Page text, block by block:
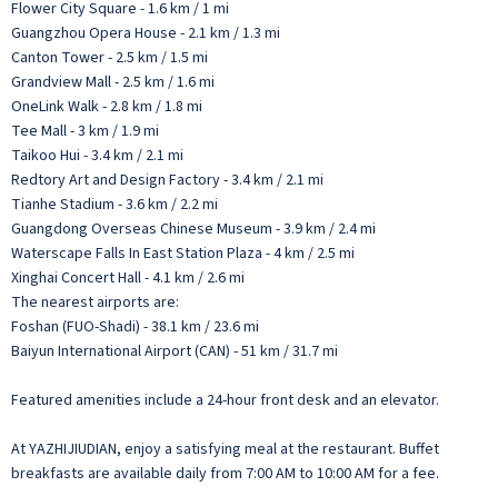
Flower City Square - 1.6 km / 1 mi
Guangzhou Opera House - 2.1 km / 1.3 mi
Canton Tower - 2.5 km / 1.5 mi
Grandview Mall - 2.5 km / 1.6 mi
OneLink Walk - 2.8 km / 1.8 mi
Tee Mall - 3 km / 1.9 mi
Taikoo Hui - 3.4 km / 2.1 mi
Redtory Art and Design Factory - 3.4 km / 2.1 mi
Tianhe Stadium - 3.6 km / 2.2 mi
Guangdong Overseas Chinese Museum - 3.9 km / 2.4 mi
Waterscape Falls In East Station Plaza - 4 km / 2.5 mi
Xinghai Concert Hall - 4.1 km / 2.6 mi
The nearest airports are:
Foshan (FUO-Shadi) - 38.1 km / 23.6 mi
Baiyun International Airport (CAN) - 51 km / 31.7 mi
Featured amenities include a 24-hour front desk and an elevator.
At YAZHIJIUDIAN, enjoy a satisfying meal at the restaurant. Buffet
breakfasts are available daily from 7:00 AM to 10:00 AM for a fee.